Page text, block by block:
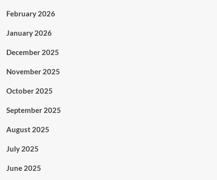
February 2026
January 2026
December 2025
November 2025
October 2025
September 2025
August 2025
July 2025
June 2025